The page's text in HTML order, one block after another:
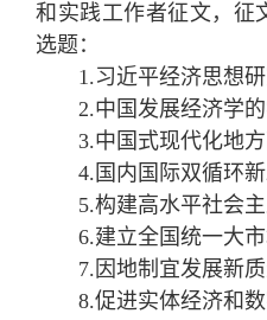
和实践工作者征文，征
选题：
1.习近平经济思想
2.中国发展经济学
3.中国式现代化地
4.国内国际双循环
5.构建高水平社会
6.建立全国统一大
7.因地制宜发展新
8.促进实体经济和